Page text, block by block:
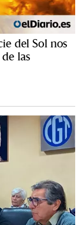
del Sol nos
las